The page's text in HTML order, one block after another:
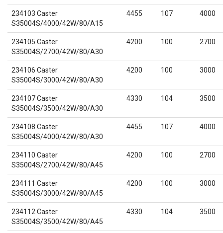
234103 Caster
S35004S/4000/42W/80/A15
4455 107 4000
234105 Caster
S35004S/2700/42W/80/A30
4200 100 2700
234106 Caster
S35004S/3000/42W/80/A30
4200 100 3000
234107 Caster
S35004S/3500/42W/80/A30
4330 104 3500
234108 Caster
S35004S/4000/42W/80/A30
4455 107 4000
234110 Caster
S35004S/2700/42W/80/A45
4200 100 2700
234111 Caster
S35004S/3000/42W/80/A45
4200 100 3000
234112 Caster
S35004S/3500/42W/80/A45
4330 104 3500